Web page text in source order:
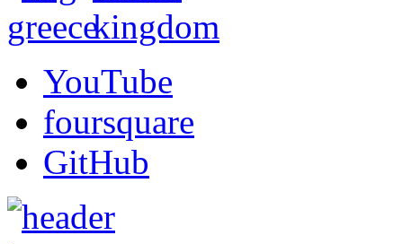
YouTube
foursquare
GitHub